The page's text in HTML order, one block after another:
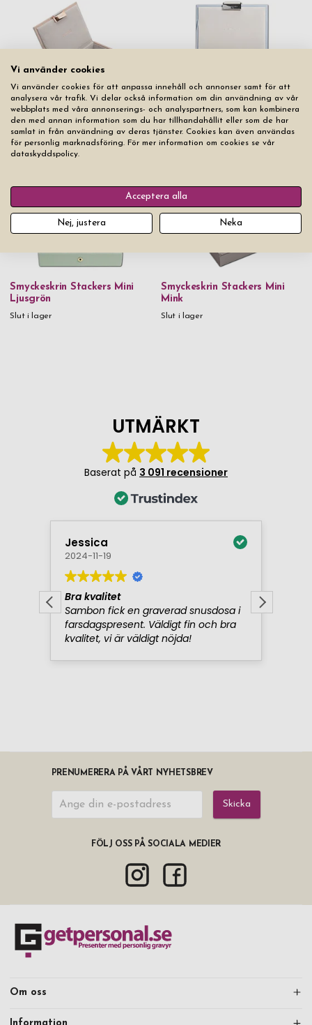
Smyckeskrin Stackers Mini
Rosa
Slut i lager
Smyckeskrin Stackers Mini
Lavendel
Slut i lager
Smyckeskrin Stackers Mini
Ljusgrön
Slut i lager
Smyckeskrin Stackers Mini
Mink
Slut i lager
PRENUMERERA PÅ VÅRT NYHETSBREV
Skicka
FÖLJ OSS PÅ SOCIALA MEDIER
Om oss
Vi använder cookies
Vi använder cookies för att anpassa innehåll och annonser samt för att
analysera vår trafik. Vi delar också information om din användning av vår
webbplats med våra annonserings- och analyspartners, som kan kombinera
den med annan information som du har tillhandahållit eller som de har
samlat in från användning av deras tjänster. Cookies kan även användas
för personlig marknadsföring. För mer information om cookies se vår
dataskyddspolicy.
Acceptera alla
Nej, justera Neka